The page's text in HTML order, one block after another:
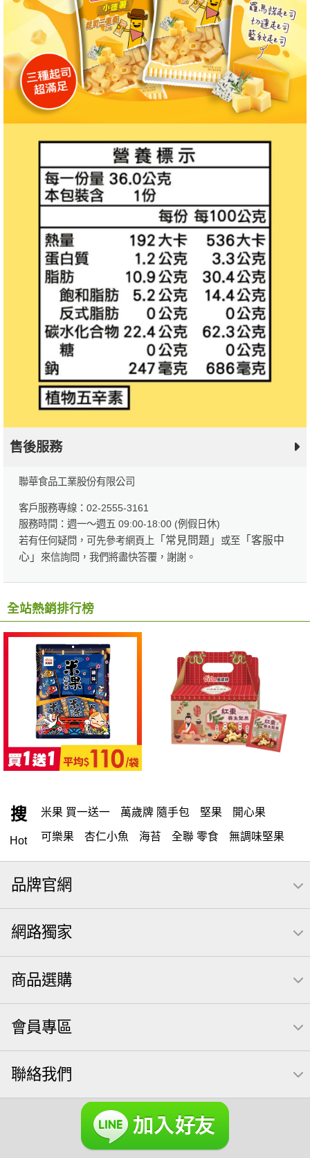
售後服務
聯華食品工業股份有限公司
客戶服務專線：02-2555-3161
服務時間：週一～週五 09:00-18:00 (例假日休)
若有任何疑問，可先參考網頁上 「常見問題」 或至「客服中
心」
來信詢問，我們將盡快答覆，謝謝。
全站熱銷排行榜
搜
Hot
米果 買一送一 萬歲牌 隨手包 堅果 開心果
可樂果 杏仁小魚 海苔 全聯 零食 無調味堅果
無調味 全聯 禮盒 堅穀力 綜合纖果 全聯 素食
萬歲開心果
全聯 拜拜 洋芋片 元本山 萬歲牌 甘栗 小魚
薯條
南瓜子 icash 起司 每日 義大利麵 荷卡
卡廸那 95℃鮮脆三色丁
【萬歲牌】每日堅果系列 萬歲牌 南瓜籽
芥末 可樂果
VA 萬歲牌 總匯點心包(42gx20包) 總匯點心包
減糖日記
無調味綜合堅果 杏仁 三角飯糰 萬歲牌 米果
小魚乾 無糖 堅果飲 Diy飯糰
萬歲牌小魚 滿天星 全聯 海苔細 蔓越梅
品牌官網
網路獨家
商品選購
會員專區
聯絡我們